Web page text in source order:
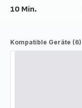
10 Min.
Kompatible Geräte (6)